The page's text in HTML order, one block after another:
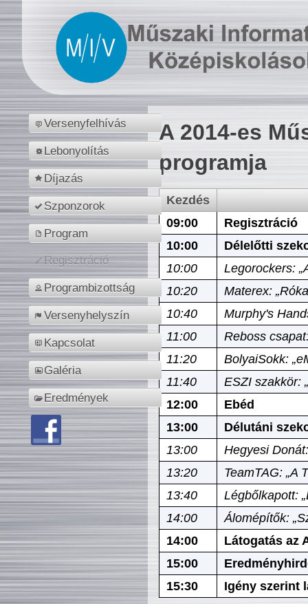
Versenyfelhívás
Lebonyolítás
Díjazás
Szponzorok
Program
Regisztráció
Programbizottság
Versenyhelyszín
Kapcsolat
Galéria
Eredmények
A 2014-es
programja
Kezdés
09:00
Regisztráció
10:00
Délelőtti
10:00
Legorockers:
10:20
Materex:
10:40
Murphy's
11:00
Reboss
11:20
BolyaiSokk:
11:40
ESZI szakkör:
12:00
Ebéd
13:00
Délutáni
13:00
Hegyesi
13:20
TeamTAG: „A
13:40
Légbőlkapott:
14:00
Álomépítők:
14:00
Látogatás az
15:00
15:30
Igény szerint